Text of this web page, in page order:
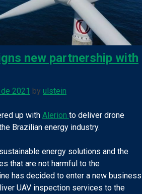
new partnership with
2021 by ulstein
up with Alerion to deliver drone
Brazilian energy industry.
energy solutions and the
that are not harmful to the
has decided to enter a new business
UAV inspection services to the